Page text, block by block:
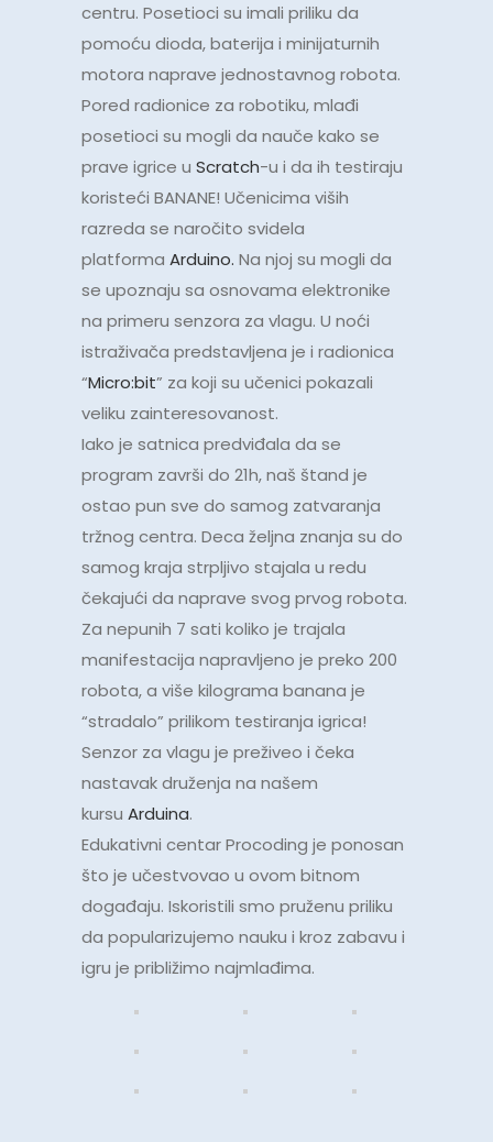
centru. Posetioci su imali priliku da
pomoću dioda, baterija i minijaturnih
motora naprave jednostavnog robota.
Pored radionice za robotiku, mlađi
posetioci su mogli da nauče kako se
prave igrice u Scratch-u i da ih testiraju
koristeći BANANE! Učenicima viših
razreda se naročito svidela
platforma Arduino. Na njoj su mogli da
se upoznaju sa osnovama elektronike
na primeru senzora za vlagu. U noći
istraživača predstavljena je i radionica
“Micro:bit” za koji su učenici pokazali
veliku zainteresovanost.
Iako je satnica predviđala da se
program završi do 21h, naš štand je
ostao pun sve do samog zatvaranja
tržnog centra. Deca željna znanja su do
samog kraja strpljivo stajala u redu
čekajući da naprave svog prvog robota.
Za nepunih 7 sati koliko je trajala
manifestacija napravljeno je preko 200
robota, a više kilograma banana je
“stradalo” prilikom testiranja igrica!
Senzor za vlagu je preživeo i čeka
nastavak druženja na našem
kursu Arduina.
Edukativni centar Procoding je ponosan
što je učestvovao u ovom bitnom
događaju. Iskoristili smo pruženu priliku
da popularizujemo nauku i kroz zabavu i
igru je približimo najmlađima.